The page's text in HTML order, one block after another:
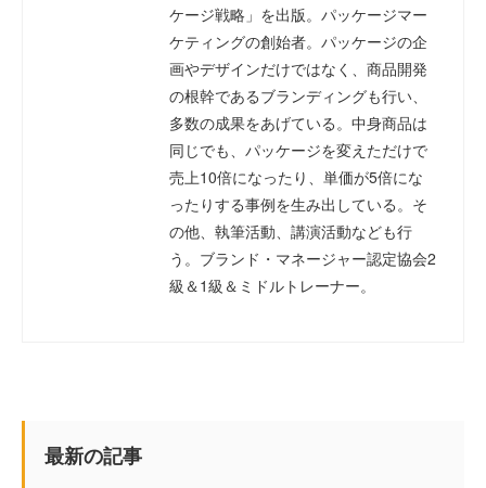
ケージ戦略」を出版。パッケージマー
ケティングの創始者。パッケージの企
画やデザインだけではなく、商品開発
の根幹であるブランディングも行い、
多数の成果をあげている。中身商品は
同じでも、パッケージを変えただけで
売上10倍になったり、単価が5倍にな
ったりする事例を生み出している。そ
の他、執筆活動、講演活動なども行
う。ブランド・マネージャー認定協会2
級＆1級＆ミドルトレーナー。
最新の記事